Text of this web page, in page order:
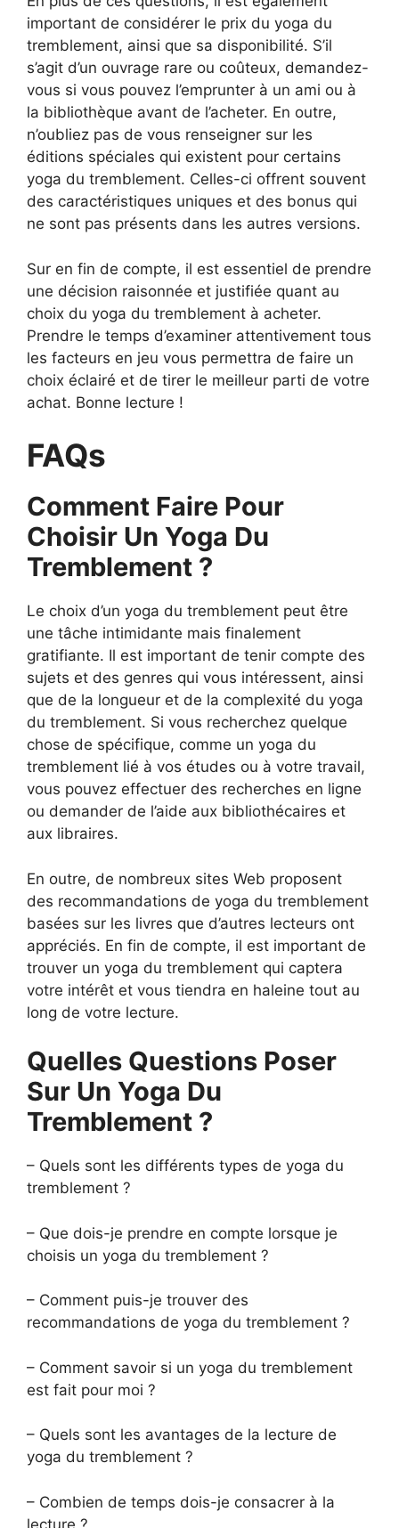
important de considérer le prix du yoga du
tremblement, ainsi que sa disponibilité. S’il
s’agit d’un ouvrage rare ou coûteux, demandez-
vous si vous pouvez l’emprunter à un ami ou à
la bibliothèque avant de l’acheter. En outre,
n’oubliez pas de vous renseigner sur les
éditions spéciales qui existent pour certains
yoga du tremblement. Celles-ci offrent souvent
des caractéristiques uniques et des bonus qui
ne sont pas présents dans les autres versions.
Sur en fin de compte, il est essentiel de prendre
une décision raisonnée et justifiée quant au
choix du yoga du tremblement à acheter.
Prendre le temps d’examiner attentivement tous
les facteurs en jeu vous permettra de faire un
choix éclairé et de tirer le meilleur parti de votre
achat. Bonne lecture !
FAQs
Comment Faire Pour
Choisir Un Yoga Du
Tremblement ?
Le choix d’un yoga du tremblement peut être
une tâche intimidante mais finalement
gratifiante. Il est important de tenir compte des
sujets et des genres qui vous intéressent, ainsi
que de la longueur et de la complexité du yoga
du tremblement. Si vous recherchez quelque
chose de spécifique, comme un yoga du
tremblement lié à vos études ou à votre travail,
vous pouvez effectuer des recherches en ligne
ou demander de l’aide aux bibliothécaires et
aux libraires.
En outre, de nombreux sites Web proposent
des recommandations de yoga du tremblement
basées sur les livres que d’autres lecteurs ont
appréciés. En fin de compte, il est important de
trouver un yoga du tremblement qui captera
votre intérêt et vous tiendra en haleine tout au
long de votre lecture.
Quelles Questions Poser
Sur Un Yoga Du
Tremblement ?
– Quels sont les différents types de yoga du
tremblement ?
– Que dois-je prendre en compte lorsque je
choisis un yoga du tremblement ?
– Comment puis-je trouver des
recommandations de yoga du tremblement ?
– Comment savoir si un yoga du tremblement
est fait pour moi ?
– Quels sont les avantages de la lecture de
yoga du tremblement ?
– Combien de temps dois-je consacrer à la
lecture ?